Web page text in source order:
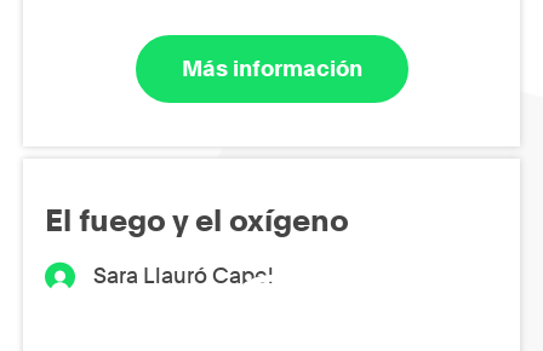
Más información
El fuego y el oxígeno
Sara Llauró Capel